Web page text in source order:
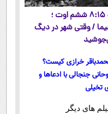
ساعت ۸:۱۵ ششم اوت ؛
/ وقتی شهر در دیگ
خرازی کیست؟
جنجالی با ادعاها و
تخیلی
های دیگر